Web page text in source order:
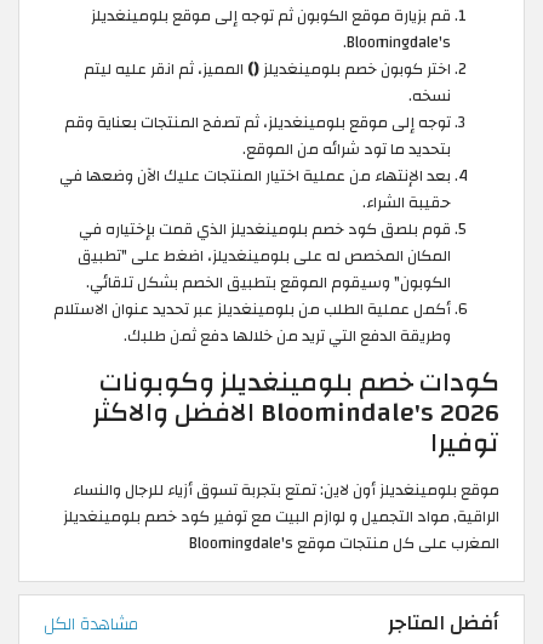
قم بزيارة موقع الكوبون ثم توجه إلى موقع بلومينغديلز
Bloomingdale's.
اختر كوبون خصم بلومينغديلز() المميز، ثم انقر عليه ليتم
نسخه.
توجه إلى موقع بلومينغديلز، ثم تصفح المنتجات بعناية وقم
بتحديد ما تود شرائه من الموقع.
بعد الإنتهاء من عملية اختيار المنتجات عليك الآن وضعها في
حقيبة الشراء.
قوم بلصق كود خصم بلومينغديلز الذي قمت بإختياره في
المكان المخصص له على بلومينغديلز، اضغط على "تطبيق
الكوبون" وسيقوم الموقع بتطبيق الخصم بشكل تلقائي.
أكمل عملية الطلب من بلومينغديلز عبر تحديد عنوان الاستلام
وطريقة الدفع التي تريد من خلالها دفع ثمن طلبك.
كودات خصم بلومينغديلز وكوبونات
Bloomindale's 2026 الافضل والاكثر
توفيرا
موقع بلومينغديلز أون لاين: تمتع بتجربة تسوق أزياء للرجال والنساء
الراقية, مواد التجميل و لوازم البيت مع توفير كود خصم بلومينغديلز
المغرب على كل منتجات موقع Bloomingdale's
أفضل المتاجر مشاهدة الكل